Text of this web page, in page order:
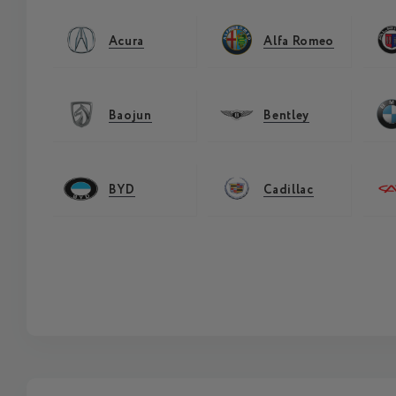
Acura Alfa Romeo
Baojun Bentley
BYD Cadillac